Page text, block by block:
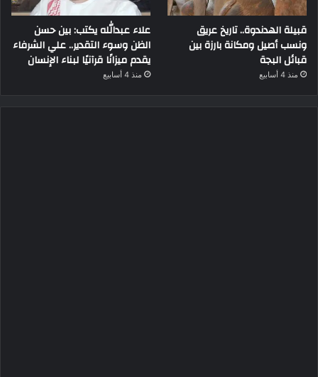
قبيلة الهدندوة.. تاريخ عريق
ونسب أصيل ومكانة بارزة بين
قبائل البجة
منذ 4 أسابيع
علاء عبدالله يكتب: بين حسن
الظن وسوء التقدير.. علي الشرفاء
يقدم ميزانًا قرآنيًا لبناء الإنسان
منذ 4 أسابيع